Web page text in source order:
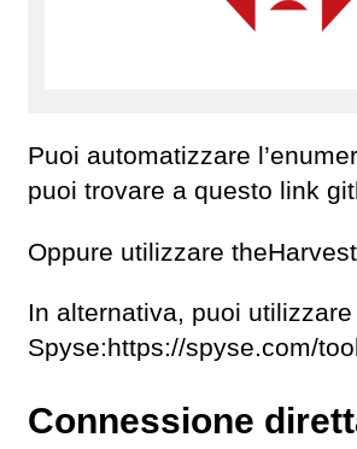
Puoi automatizzare
puoi trovare a questo link
Oppure utilizzare
In alternativa, puoi
Spyse:https://spyse.com/
Connessione